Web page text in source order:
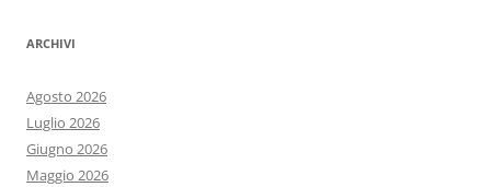
ARCHIVI
Agosto 2026
Luglio 2026
Giugno 2026
Maggio 2026